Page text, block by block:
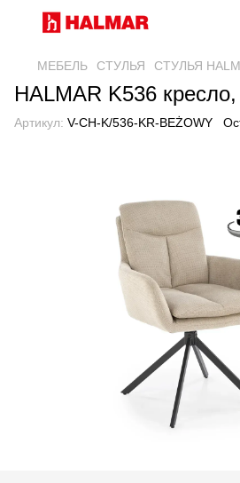
МЕБЕЛЬ СТУЛЬЯ СТУЛЬЯ
HALMAR K536
Артикул: V-CH-K/536-KR-BEŻOWY